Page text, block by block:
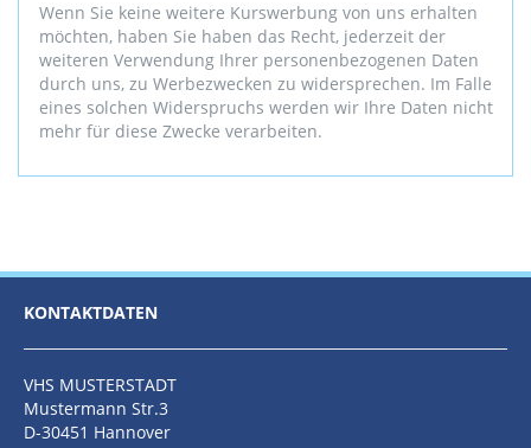
Wenn Sie keine weitere Kurswerbung von uns erhalten
möchten, haben Sie haben das Recht, jederzeit der
weiteren Verwendung Ihrer personenbezogenen Daten
durch uns, zu Werbezwecken zu widersprechen. Im Falle
eines solchen Widerspruchs werden wir Ihre Daten nicht
mehr für diese Zwecke verarbeiten.
KONTAKTDATEN
VHS MUSTERSTADT
Mustermann Str.3
D-30451 Hannover